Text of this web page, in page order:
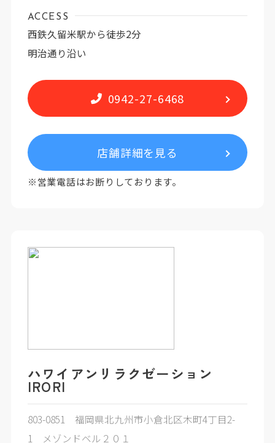
ACCESS
西鉄久留米駅から徒歩2分
明治通り沿い
0942-27-6468
店舗詳細を見る
※営業電話はお断りしております。
ハワイアンリラクゼーション
IRORI
803-0851 福岡県北九州市小倉北区木町4丁目2-
1 メゾンドベル２０１